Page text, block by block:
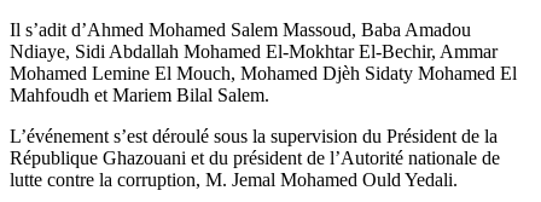
Il s’adit d’Ahmed Mohamed Salem Massoud, Baba Amadou
Ndiaye, Sidi Abdallah Mohamed El-Mokhtar El-Bechir, Ammar
Mohamed Lemine El Mouch, Mohamed Djèh Sidaty Mohamed El
Mahfoudh et Mariem Bilal Salem.
L’événement s’est déroulé sous la supervision du Président de la
République Ghazouani et du président de l’Autorité nationale de
lutte contre la corruption, M. Jemal Mohamed Ould Yedali.